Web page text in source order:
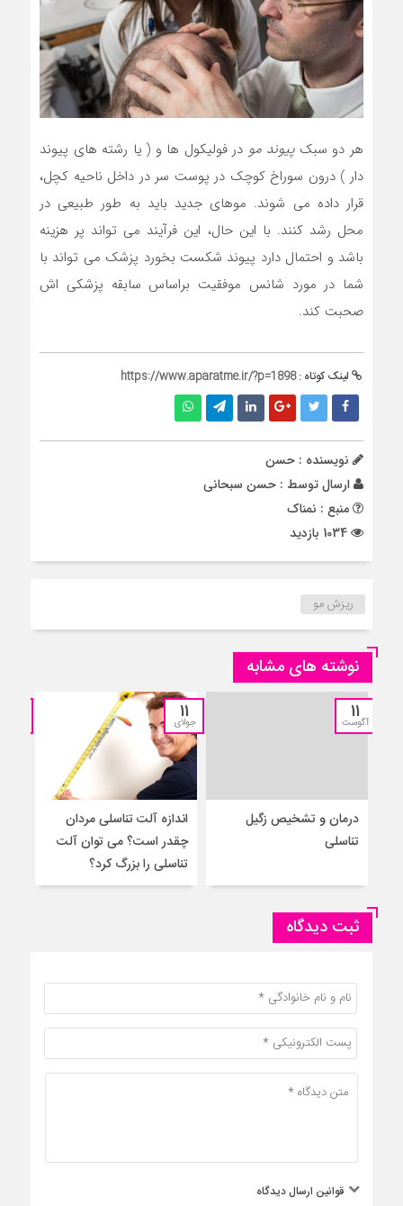
هر دو سبکپیوند مو در فولیکول ها و ( یا رشته های پیوند
دار ) درون سوراخ کوچک در پوست سر در داخل ناحیه کچل،
قرار داده می شوند. موهای جدید باید به طور طبیعی در
محل رشد کنند. با این حال، این فرآیند می تواند پر هزینه
باشد و احتمال دارد پیوند شکست بخورد پزشک می تواند با
شما در مورد شانس موفقیت براساس سابقه پزشکی اش
صحبت کند.
لینک کوتاه :https://www.aparatme.ir/?p=1898
نویسنده : حسن
ارسال توسط : حسن سبحانی
منبع : نمناک
ریزش مو
نوشته های مشابه
11
آگوست
درمان و تشخیص زگیل
تناسلی
11
جولای
اندازه آلت تناسلی مردان
چقدر است؟ می توان آلت
تناسلی را بزرگ کرد؟
ثبت دیدگاه
قوانین ارسال دیدگاه